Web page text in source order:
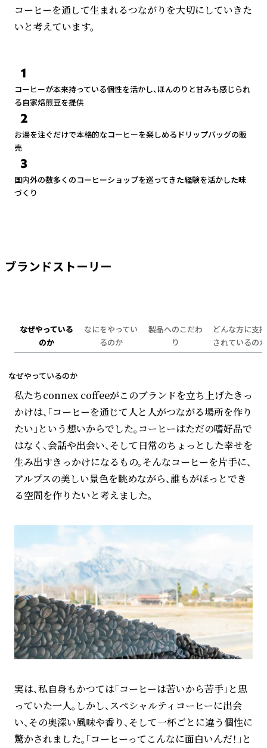
コーヒーを通して生まれるつながりを大切にしていきた
いと考えています。
1
コーヒーが本来持っている個性を活かし、ほんのりと甘みも感じられ
る自家焙煎豆を提供
2
お湯を注ぐだけで本格的なコーヒーを楽しめるドリップバッグの販
売
3
国内外の数多くのコーヒーショップを巡ってきた経験を活かした味
づくり
ブランドストーリー
なぜやっている
のか
なにをやってい
るのか
製品へのこだわ
り
どんな方に支持
されているのか
なぜやっているのか
私たちconnex coffeeがこのブランドを立ち上げたきっ
かけは、「コーヒーを通じて人と人がつながる場所を作り
たい」という想いからでした。コーヒーはただの嗜好品で
はなく、会話や出会い、そして日常のちょっとした幸せを
生み出すきっかけになるもの。そんなコーヒーを片手に、
アルプスの美しい景色を眺めながら、誰もがほっとでき
る空間を作りたいと考えました。
実は、私自身もかつては「コーヒーは苦いから苦手」と思
っていた一人。しかし、スペシャルティコーヒーに出会
い、その奥深い風味や香り、そして一杯ごとに違う個性に
驚かされました。「コーヒーってこんなに面白いんだ！」と